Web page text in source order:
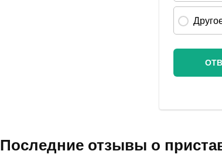
Последние отзывы о